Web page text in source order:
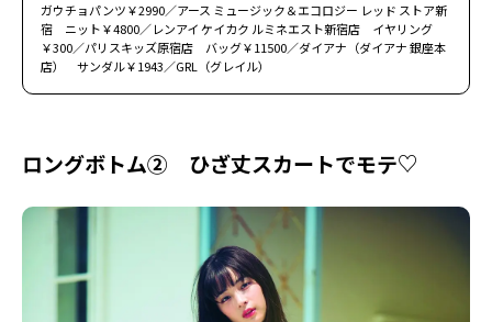
ガウチョパンツ￥2990／アース ミュージック＆エコロジー レッド ストア新
宿 ニット￥4800／レンアイ ケイカク ルミネエスト新宿店 イヤリング
￥300／パリスキッズ原宿店 バッグ￥11500／ダイアナ（ダイアナ 銀座本
店） サンダル￥1943／GRL（グレイル）
ロングボトム② ひざ丈スカートでモテ♡